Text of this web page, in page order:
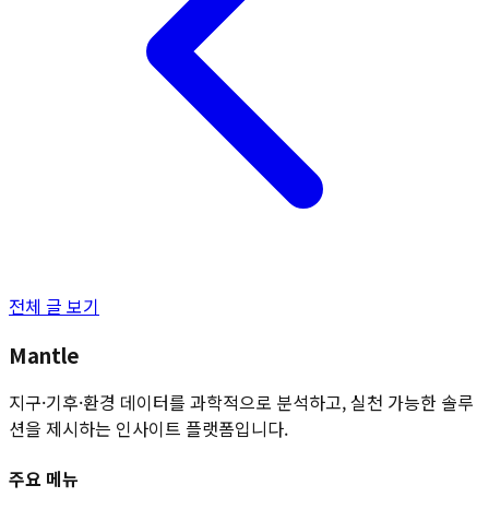
전체 글 보기
Mantle
지구·기후·환경 데이터를 과학적으로 분석하고, 실천 가능한 솔루
션을 제시하는 인사이트 플랫폼입니다.
주요 메뉴